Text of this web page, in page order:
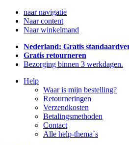
naar navigatie
Naar content
Naar winkelmand
Nederland: Gratis
Gratis retourneren
Bezorging binnen 3 werkdagen.
Help
Waar is mijn bestelling?
Retourneringen
Verzendkosten
Betalingsmethoden
Contact
Alle help-thema`s